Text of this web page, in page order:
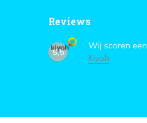
Reviews
9,5
Wij scoren een
Kiyoh